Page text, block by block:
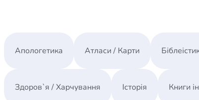
Апологетика Атласи / Карти
Здоров`я / Харчування Історія Книги